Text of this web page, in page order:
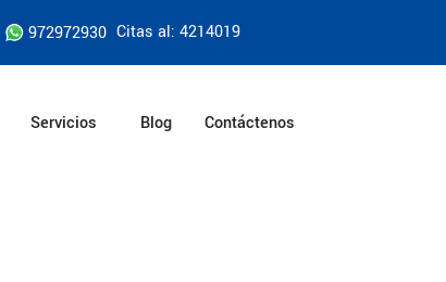
972972930 Citas al: 4214019
Servicios Blog Contáctenos